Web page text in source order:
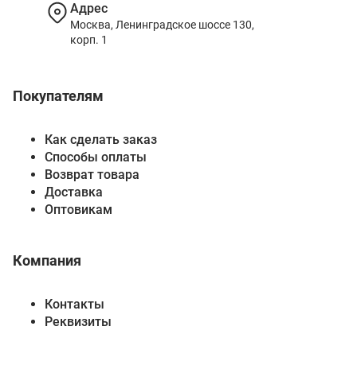
Покупателям
Как сделать заказ
Способы оплаты
Возврат товара
Доставка
Оптовикам
Компания
Контакты
Реквизиты
Адрес
Москва, Ленинградское шоссе 130,
корп. 1